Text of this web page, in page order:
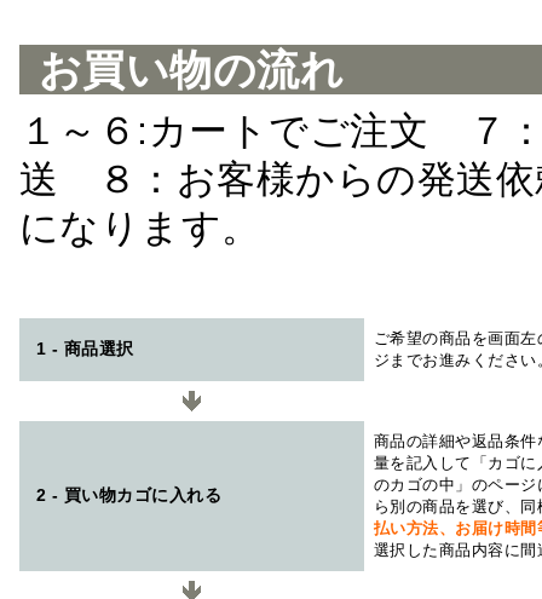
お買い物の流れ
１～６:カートでご注文 ７
送 ８：お客様からの発送
になります。
1 - 商品選択
ご希望の商品を画面
ジまでお進みください
2 - 買い物カゴに入れる
商品の詳細や返品条
量を記入して「カゴ
のカゴの中」のペー
ら別の商品を選び、
払い方法、お届け時
選択した商品内容に